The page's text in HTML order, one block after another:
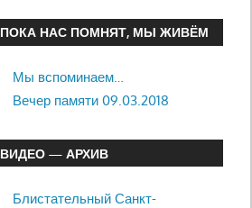
ПОКА НАС ПОМНЯТ, МЫ ЖИВЁМ
Мы вспоминаем…
Вечер памяти 09.03.2018
ВИДЕО — АРХИВ
Блистательный Санкт-